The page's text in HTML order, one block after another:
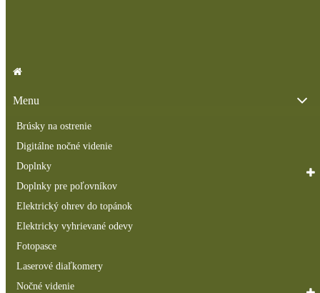
Menu
Brúsky na ostrenie
Digitálne nočné videnie
Doplnky
Doplnky pre poľovníkov
Elektrický ohrev do topánok
Elektricky vyhrievané odevy
Fotopasce
Laserové diaľkomery
Nočné videnie